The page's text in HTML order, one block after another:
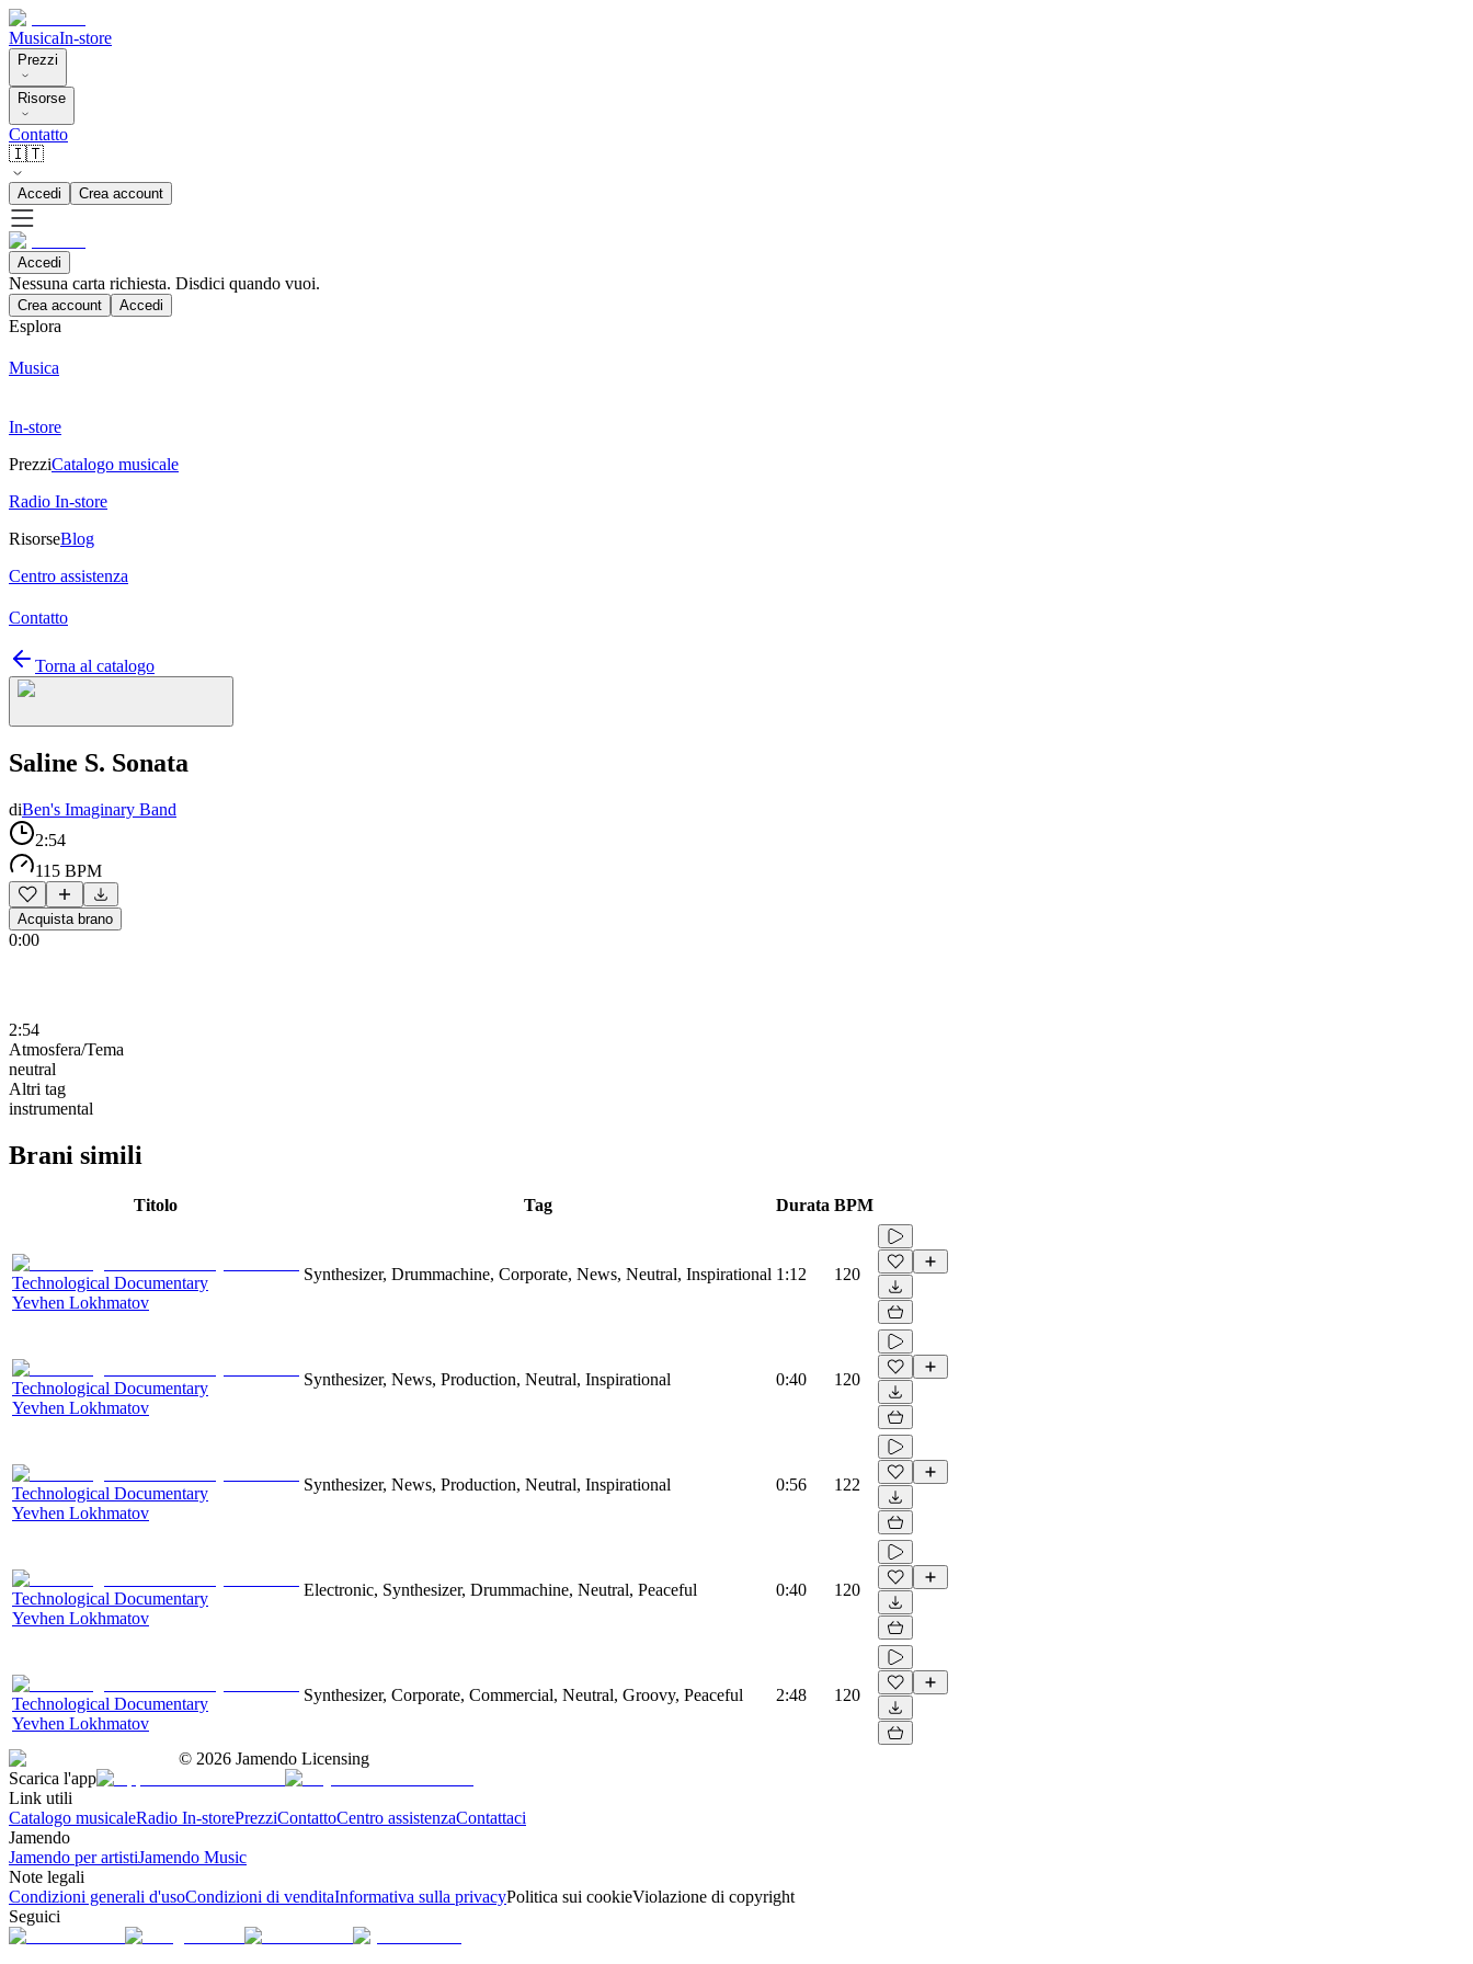
MusicaIn-store
Prezzi
Risorse
Contatto
🇮🇹
Accedi Crea account
Accedi
Nessuna carta richiesta. Disdici quando vuoi.
Crea account Accedi
Esplora
Musica
In-store
PrezziCatalogo musicale
Radio In-store
RisorseBlog
Centro assistenza
Contatto
Torna al catalogo
Saline S. Sonata
diBen's Imaginary Band
2:54
115 BPM
Acquista brano
0:00
2:54
Atmosfera/Tema
neutral
Altri tag
instrumental
Brani simili
Titolo Tag Durata BPM
Technological Documentary
Yevhen Lokhmatov
Synthesizer, Drummachine, Corporate, News, Neutral, Inspirational 1:12 120
Technological Documentary
Yevhen Lokhmatov
Synthesizer, News, Production, Neutral, Inspirational 0:40 120
Technological Documentary
Yevhen Lokhmatov
Synthesizer, News, Production, Neutral, Inspirational 0:56 122
Technological Documentary
Yevhen Lokhmatov
Electronic, Synthesizer, Drummachine, Neutral, Peaceful 0:40 120
Technological Documentary
Yevhen Lokhmatov
Synthesizer, Corporate, Commercial, Neutral, Groovy, Peaceful 2:48 120
© 2026 Jamendo Licensing
Scarica l'app
Link utili
Catalogo musicaleRadio In-storePrezziContattoCentro assistenzaContattaci
Jamendo
Jamendo per artistiJamendo Music
Note legali
Condizioni generali d'usoCondizioni di venditaInformativa sulla privacyPolitica sui cookieViolazione di copyright
Seguici